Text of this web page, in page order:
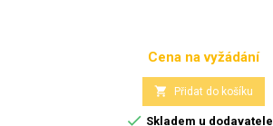
Cena
Cena na vyžádání
 Přidat do košíku
 Skladem u dodavatele